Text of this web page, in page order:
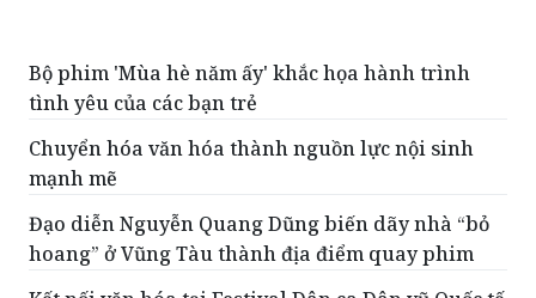
Chuyển hóa văn hóa thành nguồn lực nội sinh
mạnh mẽ
Đạo diễn Nguyễn Quang Dũng biến dãy nhà “bỏ
hoang” ở Vũng Tàu thành địa điểm quay phim
Kết nối văn hóa tại Festival Dân ca Dân vũ Quốc tế
2026